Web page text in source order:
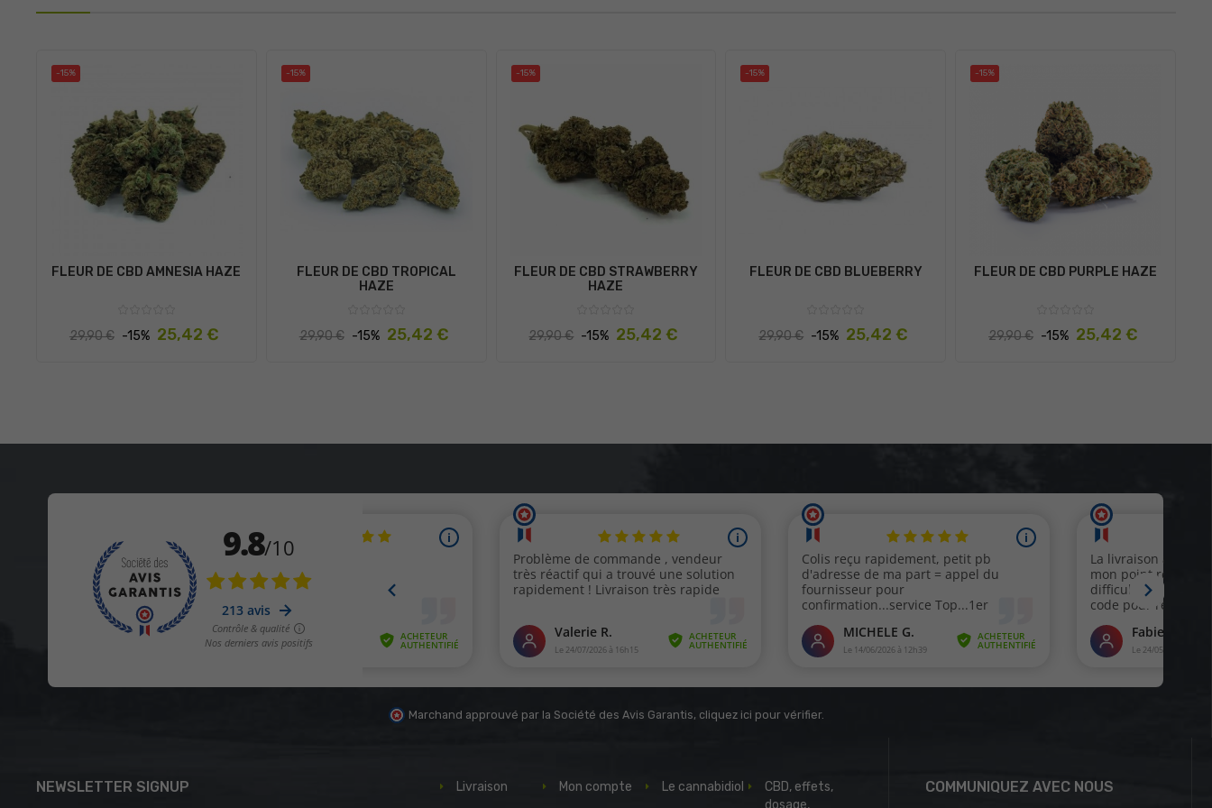
-15%
FLEUR DE CBD AMNESIA HAZE
Prix
29,90 € -15% Prix
25,42 €
-15%
FLEUR DE CBD TROPICAL
HAZE
Prix
29,90 € -15% Prix
25,42 €
-15%
FLEUR DE CBD STRAWBERRY
HAZE
Prix
29,90 € -15% Prix
25,42 €
-15%
FLEUR DE CBD BLUEBERRY
Prix
29,90 € -15% Prix
25,42 €
-15%
FLEUR DE CBD PURPLE HAZE
Prix
29,90 € -15% Prix
25,42 €
Marchand approuvé par la Société des Avis Garantis, cliquez ici pour vérifier.
NEWSLETTER SIGNUP COMMUNIQUEZ AVEC NOUS
Livraison
Mon compte
Le cannabidiol
CBD, effets,
dosage,